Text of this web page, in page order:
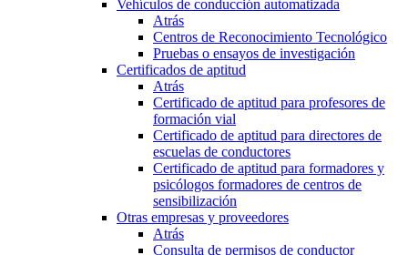
Vehículos de conducción automatizada
Atrás
Centros de Reconocimiento Tecnológico
Pruebas o ensayos de investigación
Certificados de aptitud
Atrás
Certificado de aptitud para profesores de
formación vial
Certificado de aptitud para directores de
escuelas de conductores
Certificado de aptitud para formadores y
psicólogos formadores de centros de
sensibilización
Otras empresas y proveedores
Atrás
Consulta de permisos de conductor